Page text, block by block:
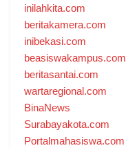
inilahkita.com
beritakamera.com
inibekasi.com
beasiswakampus.com
beritasantai.com
wartaregional.com
BinaNews
Surabayakota.com
Portalmahasiswa.com